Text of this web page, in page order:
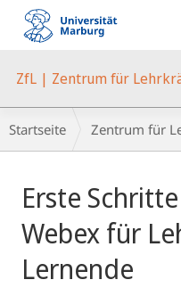
Mobile-
Navigation
ZfL | Zentrum für
Breadcrumb-
Navigation
Startseite Zentrum für
Erste
Webex für
Lernende